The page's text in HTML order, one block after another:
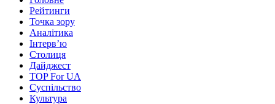
Рейтинги
Точка зору
Аналітика
Інтерв’ю
Столиця
Дайджест
TOP For UA
Суспiльство
Культура